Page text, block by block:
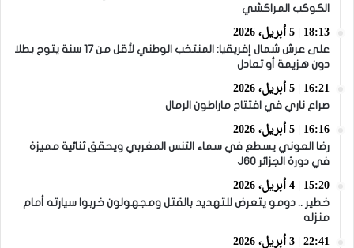
الكوكب المراكشي
18:13 | 5 أبريل، 2026
على عرش شمال إفريقيا: المنتخب الوطني لأقل من 17 سنة يتوج بطلا
دون هزيمة أو تعادل
16:21 | 5 أبريل، 2026
صراع ناري في افتتاح ماراطون الرمال
16:16 | 5 أبريل، 2026
رضا العوني يسطع في سماء التنس المغربي ويحقق ثنائية مميزة
في دورة الجزائر J60
15:20 | 4 أبريل، 2026
خطير .. دومو يتعرض للتهديد بالقتل ومجهولون خربوا سيارته أمام
منزله
22:41 | 3 أبريل، 2026